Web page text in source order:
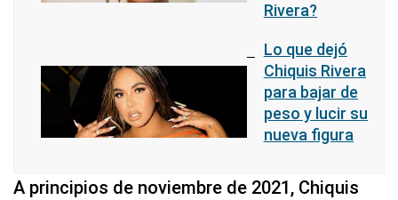
Rivera?
Lo que dejó
Chiquis Rivera
para bajar de
peso y lucir su
nueva figura
A principios de noviembre de 2021, Chiquis